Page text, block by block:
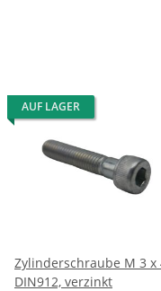
AUF LAGER
Zylinderschraube M 3 x 40
DIN912, verzinkt